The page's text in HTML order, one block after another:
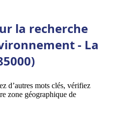
la recherche
- La
d’autres mots clés, vérifiez
zone géographique de